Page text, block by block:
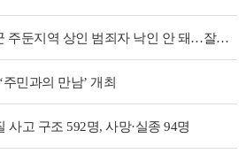
김성원 의원 “미군 주둔지역 상인 범죄자 낙인 안 돼…잘못된 KBS 보도 바로잡고 전수조사 철회해야”
민과의 만남’ 개최
사고 구조 592명, 사망·실종 94명